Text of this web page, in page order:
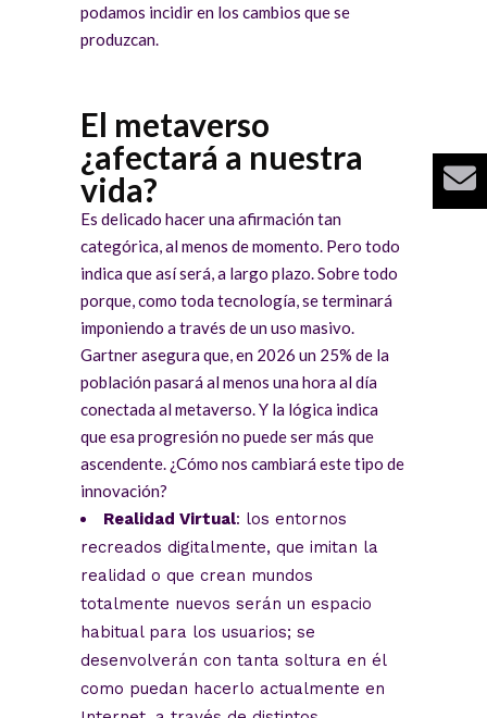
podamos incidir en los cambios que se
produzcan.
El metaverso
¿afectará a nuestra
vida?
Es delicado hacer una afirmación tan
categórica, al menos de momento. Pero todo
indica que así será, a largo plazo. Sobre todo
porque, como toda tecnología, se terminará
imponiendo a través de un uso masivo.
Gartner asegura que, en 2026 un 25% de la
población pasará al menos una hora al día
conectada al metaverso. Y la lógica indica
que esa progresión no puede ser más que
ascendente. ¿Cómo nos cambiará este tipo de
innovación?
Realidad Virtual: los entornos
recreados digitalmente, que imitan la
realidad o que crean mundos
totalmente nuevos serán un espacio
habitual para los usuarios; se
desenvolverán con tanta soltura en él
como puedan hacerlo actualmente en